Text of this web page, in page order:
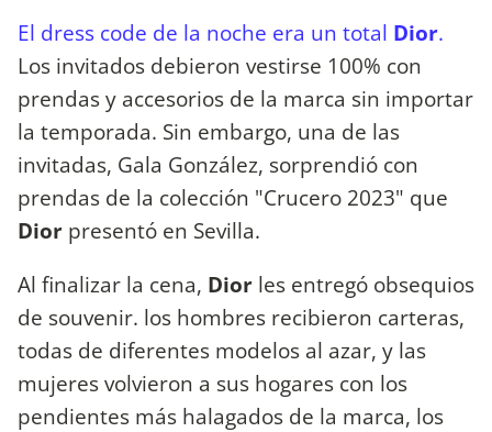
El dress code de la noche era un total Dior.
Los invitados debieron vestirse 100% con
prendas y accesorios de la marca sin importar
la temporada. Sin embargo, una de las
invitadas, Gala González, sorprendió con
prendas de la colección "Crucero 2023" que
Dior presentó en Sevilla.
Al finalizar la cena, Dior les entregó obsequios
de souvenir. los hombres recibieron carteras,
todas de diferentes modelos al azar, y las
mujeres volvieron a sus hogares con los
pendientes más halagados de la marca, los